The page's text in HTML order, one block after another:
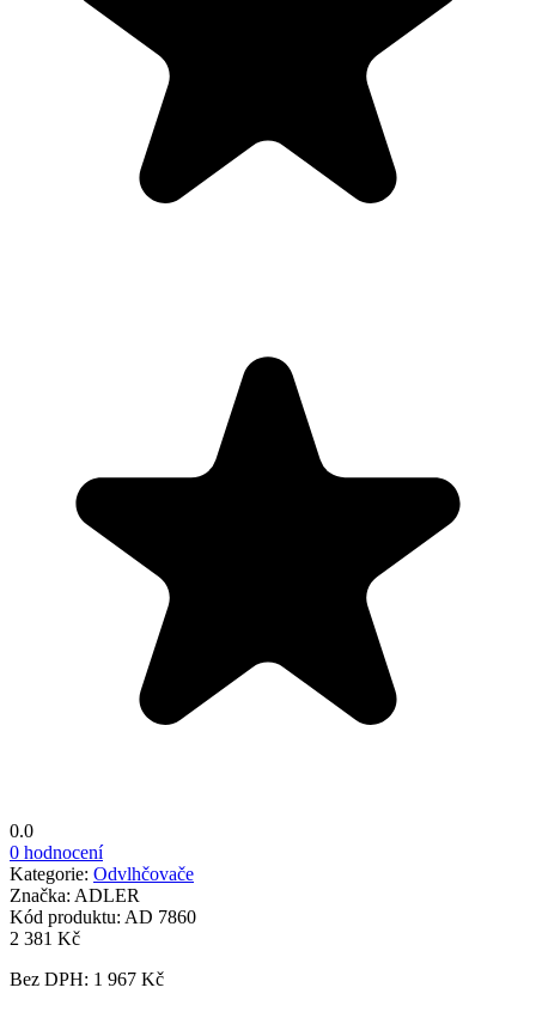
0.0
0 hodnocení
Kategorie: Odvlhčovače
Značka: ADLER
Kód produktu: AD 7860
2 381 Kč
Bez DPH: 1 967 Kč